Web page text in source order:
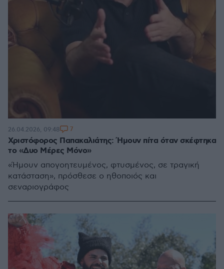
Χριστόφορος Παπακαλιάτης: Ήμουν πίτα όταν σκέφτηκα
το «Δυο Μέρες Μόνο»
«Ήμουν απογοητευμένος, φτυσμένος, σε τραγική
κατάσταση», πρόσθεσε ο ηθοποιός και
σεναριογράφος
26.04.2026, 09:48 7